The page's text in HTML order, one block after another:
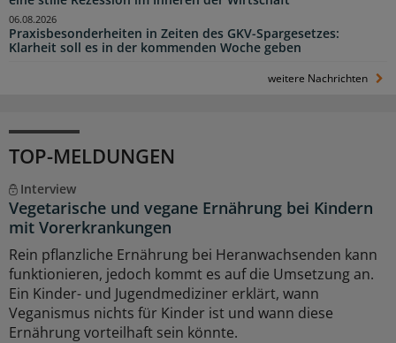
Praxisbesonderheiten in Zeiten des GKV-Spargesetzes:
Klarheit soll es in der kommenden Woche geben
06.08.2026
weitere Nachrichten
TOP-MELDUNGEN
Interview
Vegetarische und vegane Ernährung bei Kindern
mit Vorerkrankungen
Rein pflanzliche Ernährung bei Heranwachsenden kann
funktionieren, jedoch kommt es auf die Umsetzung an.
Ein Kinder- und Jugendmediziner erklärt, wann
Veganismus nichts für Kinder ist und wann diese
Ernährung vorteilhaft sein könnte.